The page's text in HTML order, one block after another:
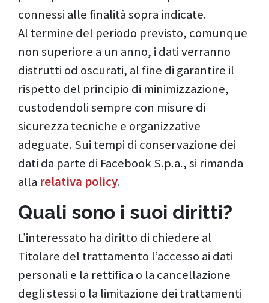
connessi alle finalità sopra indicate.
Al termine del periodo previsto, comunque
non superiore a un anno, i dati verranno
distrutti od oscurati, al fine di garantire il
rispetto del principio di minimizzazione,
custodendoli sempre con misure di
sicurezza tecniche e organizzative
adeguate. Sui tempi di conservazione dei
dati da parte di Facebook S.p.a., si rimanda
alla relativa policy.
Quali sono i suoi diritti?
L’interessato ha diritto di chiedere al
Titolare del trattamento l’accesso ai dati
personali e la rettifica o la cancellazione
degli stessi o la limitazione dei trattamenti